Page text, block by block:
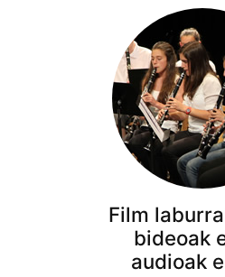
Film
bideoak
audioak